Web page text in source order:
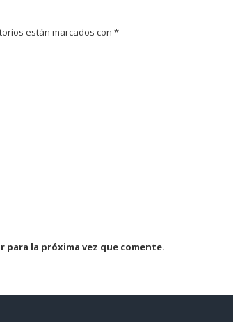
están marcados con*
para la próxima vez que comente.